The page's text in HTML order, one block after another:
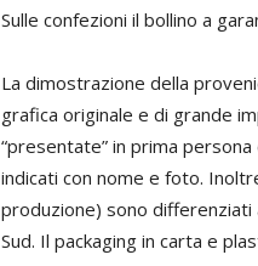
Sulle confezioni il bollino a
La dimostrazione della
grafica originale e di grande
“presentate” in prima persona
indicati con nome e foto.
produzione) sono differenziati
Sud. Il packaging in carta e